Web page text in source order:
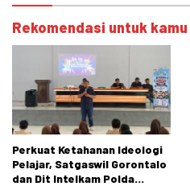
Rekomendasi untuk kamu
Perkuat Ketahanan Ideologi
Pelajar, Satgaswil Gorontalo
dan Dit Intelkam Polda